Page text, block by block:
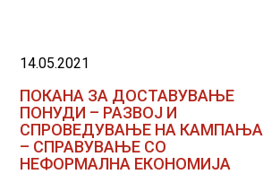
14.05.2021
ПОКАНА ЗА ДОСТАВУВАЊЕ
ПОНУДИ – РАЗВОЈ И
СПРОВЕДУВАЊЕ НА КАМПАЊА
– СПРАВУВАЊЕ СО
НЕФОРМАЛНА ЕКОНОМИЈА